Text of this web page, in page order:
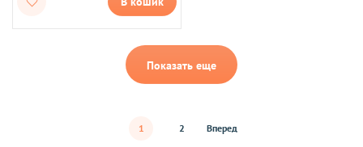
Показать еще
1 2 Вперед